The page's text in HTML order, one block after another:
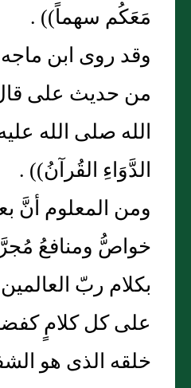
مَعَكُم سهماً)) .
وقد روى ابن
من حديث على
الله صلى الله
الدَّوَاءِ القُرآنُ)) .
ومن المعلوم أنَّ
خواصُّ ومنافعُ
بكلام ربّ
على كل كلامٍ
خلقه الذى هو